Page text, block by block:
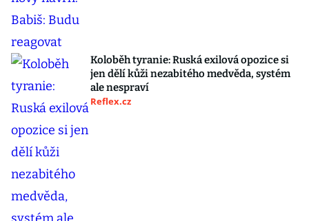
Koloběh tyranie: Ruská exilová opozice si
jen dělí kůži nezabitého medvěda, systém
ale nespraví
Reflex.cz